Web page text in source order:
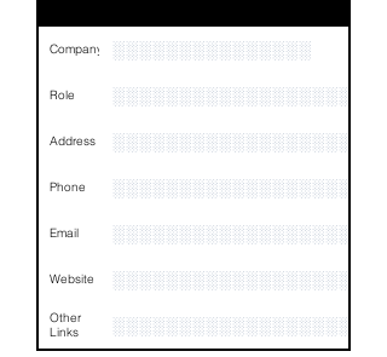
Company ░░░░░░░░░░░░░░░
Role
Address
Phone
Email ░░░░░░░░░░░░░░░░░░
Website
Other
Links